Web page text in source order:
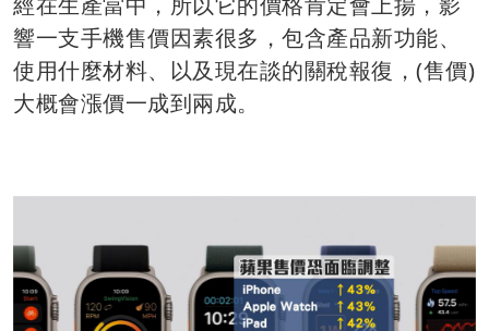
響一支手機售價因素很多，包含產品新功能、
使用什麼材料、以及現在談的關稅報復，(售價)
大概會漲價一成到兩成。